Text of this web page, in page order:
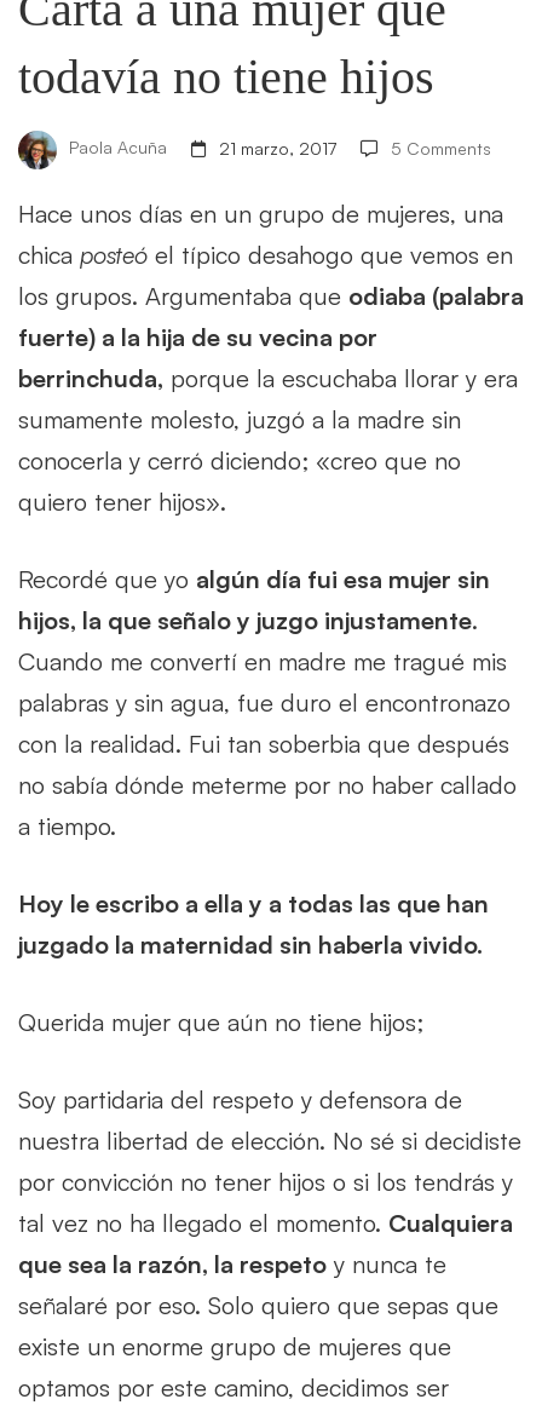
todavía
no
tiene
hijos
todavía no tiene hijos
Paola Acuña 21 marzo, 2017 5 Comments
Hace unos días en un grupo de mujeres, una
chica posteó el típico desahogo que vemos en
los grupos. Argumentaba que odiaba (palabra
fuerte) a la hija de su vecina por
berrinchuda, porque la escuchaba llorar y era
sumamente molesto, juzgó a la madre sin
conocerla y cerró diciendo; «creo que no
quiero tener hijos».
Recordé que yo algún día fui esa mujer sin
hijos, la que señalo y juzgo injustamente.
Cuando me convertí en madre me tragué mis
palabras y sin agua, fue duro el encontronazo
con la realidad. Fui tan soberbia que después
no sabía dónde meterme por no haber callado
a tiempo.
Hoy le escribo a ella y a todas las que han
juzgado la maternidad sin haberla vivido.
Querida mujer que aún no tiene hijos;
Soy partidaria del respeto y defensora de
nuestra libertad de elección. No sé si decidiste
por convicción no tener hijos o si los tendrás y
tal vez no ha llegado el momento. Cualquiera
que sea la razón, la respeto y nunca te
señalaré por eso. Solo quiero que sepas que
existe un enorme grupo de mujeres que
optamos por este camino, decidimos ser